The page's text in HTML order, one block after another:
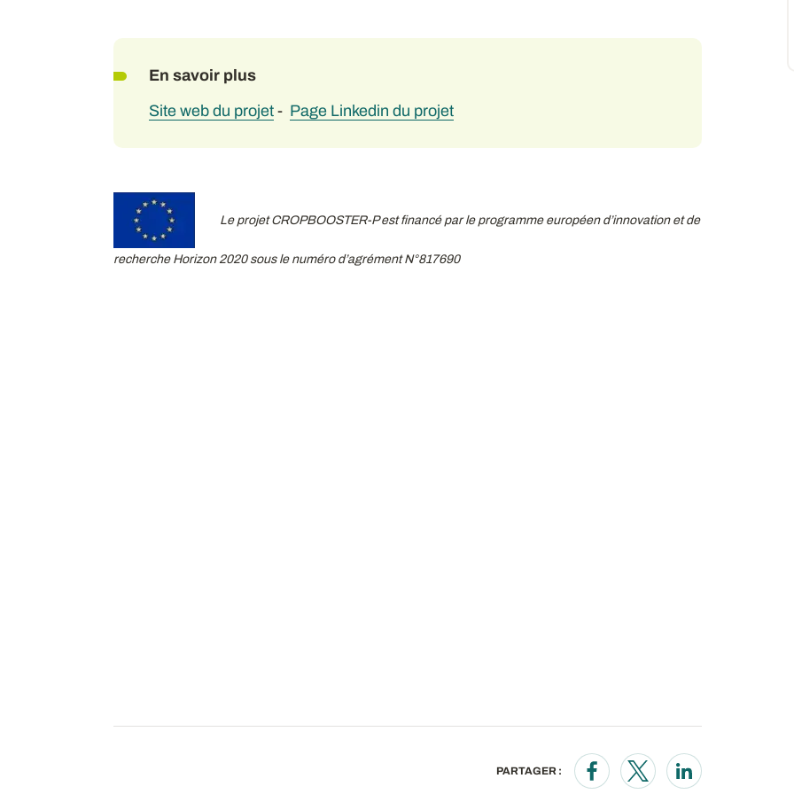
En savoir plus
Site web du projet- Page Linkedin du projet
Le projet CROPBOOSTER-P est financé par le programme européen d’innovation et de
recherche Horizon 2020 sous le numéro d’agrément N°817690
PARTAGER :
Opens in a new window
Opens in a new window
Opens in a new